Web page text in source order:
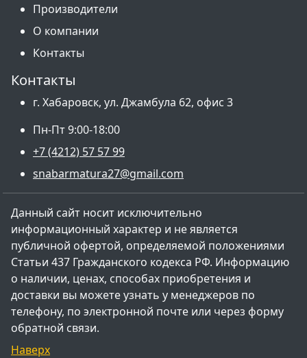
Производители
О компании
Контакты
Контакты
г. Хабаровск, ул. Джамбула 62, офис 3
Пн-Пт 9:00-18:00
+7 (4212) 57 57 99
snabarmatura27@gmail.com
Данный сайт носит исключительно
информационный характер и не является
публичной офертой, определяемой положениями
Статьи 437 Гражданского кодекса РФ. Информацию
о наличии, ценах, способах приобретения и
доставки вы можете узнать у менеджеров по
телефону, по электронной почте или через форму
обратной связи.
Наверх